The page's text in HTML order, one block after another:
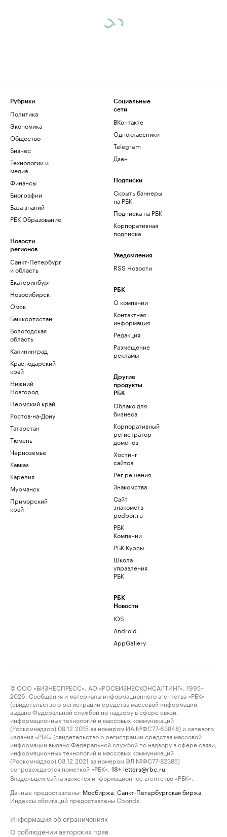
Рубрики
Политика
Экономика
Общество
Бизнес
Технологии и
медиа
Финансы
Биографии
База знаний
РБК Образование
Новости
регионов
Санкт-Петербург
и область
Екатеринбург
Новосибирск
Омск
Башкортостан
Вологодская
область
Калининград
Краснодарский
край
Нижний
Новгород
Пермский край
Ростов-на-Дону
Татарстан
Тюмень
Черноземье
Кавказ
Карелия
Мурманск
Приморский
край
Социальные
сети
ВКонтакте
Одноклассники
Telegram
Дзен
Подписки
Скрыть баннеры
на РБК
Подписка на РБК
Корпоративная
подписка
Уведомления
RSS Новости
РБК
О компании
Контактная
информация
Редакция
Размещение
рекламы
Другие
продукты
РБК
Облако для
бизнеса
Корпоративный
регистратор
доменов
Хостинг
сайтов
Рег.решения
Знакомства
Сайт
знакомств
podbor.ru
РБК
Компании
РБК Курсы
Школа
управления
РБК
РБК
Новости
iOS
Android
AppGallery
© ООО «БИЗНЕСПРЕСС», АО «РОСБИЗНЕСКОНСАЛТИНГ», 1995–
2026. Сообщения и материалы информационного агентства «РБК»
(свидетельство о регистрации средства массовой информации
выдано Федеральной службой по надзору в сфере связи,
информационных технологий и массовых коммуникаций
(Роскомнадзор) 09.12.2015 за номером ИА №ФС77-63848) и сетевого
издания «РБК» (свидетельство о регистрации средства массовой
информации выдано Федеральной службой по надзору в сфере связи,
информационных технологий и массовых коммуникаций
(Роскомнадзор) 03.12.2021 за номером ЭЛ №ФС77-82385)
сопровождаются пометкой «РБК».
18+ letters@rbc.ru
Владельцем сайта является информационное агентство «РБК».
Данные предоставлены: Мосбиржа Санкт-Петербургская биржа
Индексы облигаций предоставлены Cbonds.
Информация об ограничениях
О соблюдении авторских прав